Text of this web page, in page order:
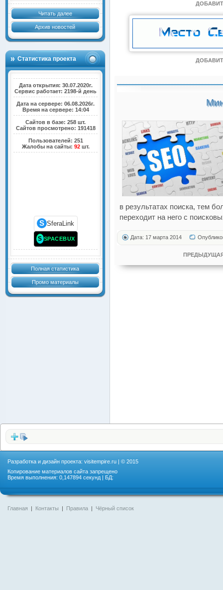
Читать далее
Архив новостей
Статистика проекта
Дата открытия: 30.07.2020г.
Сервис работает: 2198-й день
Дата на сервере: 06.08.2026г.
Время на сервере: 14:04
Сайтов в базе: 258 шт.
Сайтов просмотрено: 191418
Пользователей: 251
Жалобы на сайты: 92шт.
S SferaLink
S SPACEBUX
Полная статистика
Промо материалы
в результатах поиска, тем
переходит на него с
Дата: 17 марта 2014
Разработка и дизайн проекта: visitempire.ru | © 2015
Копирование материалов сайта запрещено
Время выполнения: 0,147894 секунд | БД:
Главная | Контакты | Правила | Чёрный список